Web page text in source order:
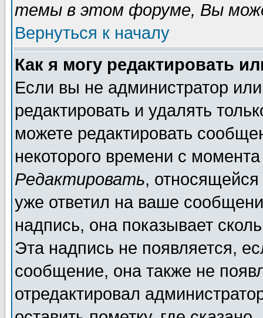
темы в этом форуме, Вы
Вернуться к началу
Как я могу редактировать
Если вы не администратор
редактировать и удалять
можете редактировать
некоторого времени с
Редактировать,
уже ответил на ваше
надпись, она показывает
Эта надпись не появляется,
сообщение, она также не
отредактировал